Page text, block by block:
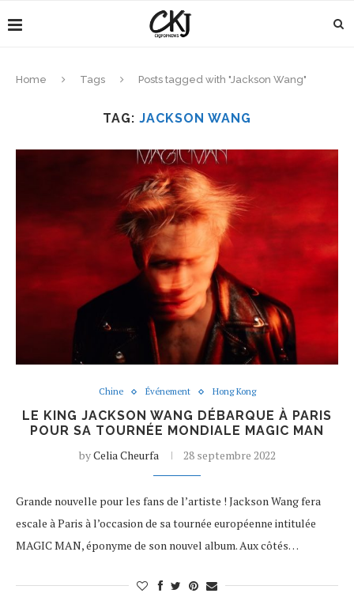
Home Tags Posts tagged with "Jackson Wang"
TAG: JACKSON WANG
Chine Événement Hong Kong
LE KING JACKSON WANG DÉBARQUE À PARIS
POUR SA TOURNÉE MONDIALE MAGIC MAN
byCelia Cheurfa 28 septembre 2022
Grande nouvelle pour les fans de l’artiste ! Jackson Wang fera
escale à Paris à l’occasion de sa tournée européenne intitulée
MAGIC MAN, éponyme de son nouvel album. Aux côtés…